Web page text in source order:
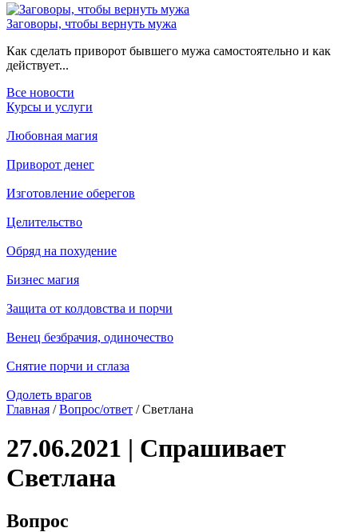
Заговоры, чтобы вернуть мужа
Как сделать приворот бывшего мужа самостоятельно и как
действует...
Все новости
Курсы и услуги
Любовная магия
Приворот денег
Изготовление оберегов
Целительство
Обряд на похудение
Бизнес магия
Защита от колдовства и порчи
Венец безбрачия, одиночество
Снятие порчи и сглаза
Одолеть врагов
Главная /Вопрос/ответ / Светлана
27.06.2021 | Спрашивает
Светлана
Вопрос